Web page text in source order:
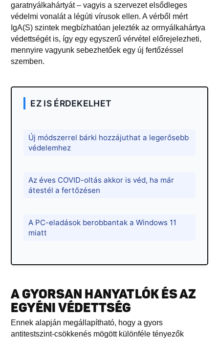
garatnyálkahártyát – vagyis a szervezet elsődleges
védelmi vonalát a légúti vírusok ellen. A vérből mért
IgA(S) szintek megbízhatóan jelezték az orrnyálkahártya
védettségét is, így egy egyszerű vérvétel előrejelezheti,
mennyire vagyunk sebezhetőek egy új fertőzéssel
szemben.
EZ IS ÉRDEKELHET
Új módszerrel bárki hozzájuthat a legerősebb
védelemhez
Az éves COVID-oltás akkor is véd, ha már
átestél a fertőzésen
A PC-eladások berobbantak a Windows 11
miatt
A GYORSAN HANYATLÓK ÉS AZ
EGYÉNI VÉDETTSÉG
Ennek alapján megállapítható, hogy a gyors
antitestszint-csökkenés mögött különféle tényezők